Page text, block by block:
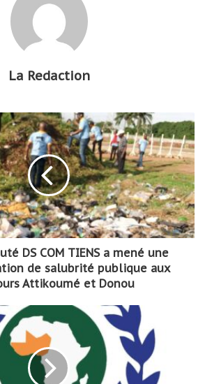
La Redaction
DS COM TIENS a mené une
de salubrité publique aux
Attikoumé et Donou